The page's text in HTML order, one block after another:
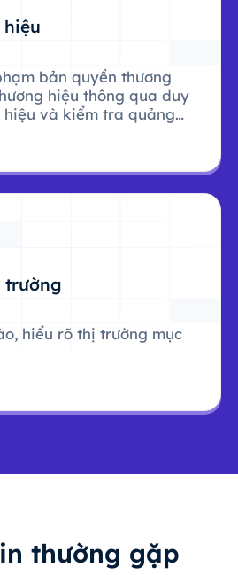
bản quyền thương
hiệu thông qua duy
và kiểm tra quảng
trường
hiểu rõ thị trường mục
thường gặp